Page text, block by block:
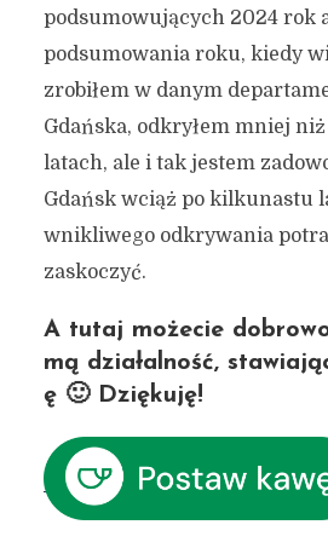
podsumowujących 2024 rok
podsumowania roku, kiedy
zrobiłem w danym
Gdańska, odkryłem mniej
latach, ale i tak jestem
Gdańsk wciąż po kilkunastu
wnikliwego odkrywania
zaskoczyć.
A tutaj możecie
mą działalność,
ę 🙂 Dziękuję!